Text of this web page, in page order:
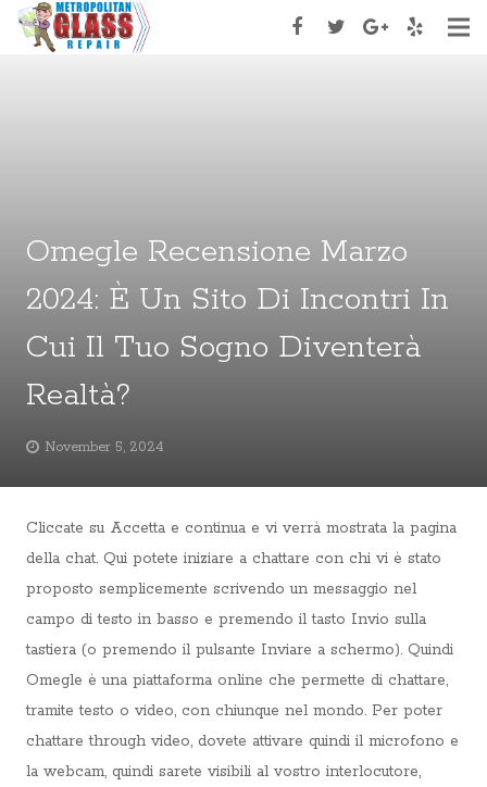
Appoinment
Contact Us
Omegle Recensione Marzo
2024: È Un Sito Di Incontri In
Cui Il Tuo Sogno Diventerà
Realtà?
November 5, 2024
Cliccate su Accetta e continua e vi verrà mostrata la pagina
della chat. Qui potete iniziare a chattare con chi vi è stato
proposto semplicemente scrivendo un messaggio nel
campo di testo in basso e premendo il tasto Invio sulla
tastiera (o premendo il pulsante Inviare a schermo). Quindi
Omegle è una piattaforma online che permette di chattare,
tramite testo o video, con chiunque nel mondo. Per poter
chattare through video, dovete attivare quindi il microfono e
la webcam, quindi sarete visibili al vostro interlocutore,